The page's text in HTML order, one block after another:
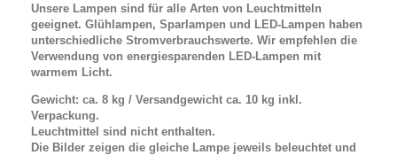
Unsere Lampen sind für alle Arten von Leuchtmitteln
geeignet. Glühlampen, Sparlampen und LED-Lampen haben
unterschiedliche Stromverbrauchswerte. Wir empfehlen die
Verwendung von energiesparenden LED-Lampen mit
warmem Licht.
Gewicht: ca. 8 kg / Versandgewicht ca. 10 kg inkl.
Verpackung.
Leuchtmittel sind nicht enthalten.
Die Bilder zeigen die gleiche Lampe jeweils beleuchtet und